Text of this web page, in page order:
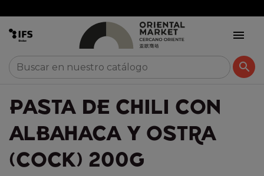


PASTA DE CHILI CON
ALBAHACA Y OSTRA
(COCK) 200G